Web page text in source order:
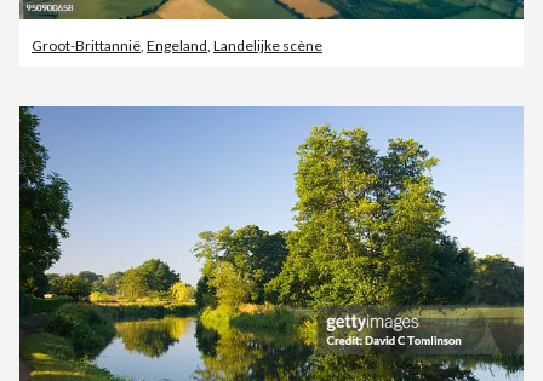
Groot-Brittannië Engeland Landelijke scène